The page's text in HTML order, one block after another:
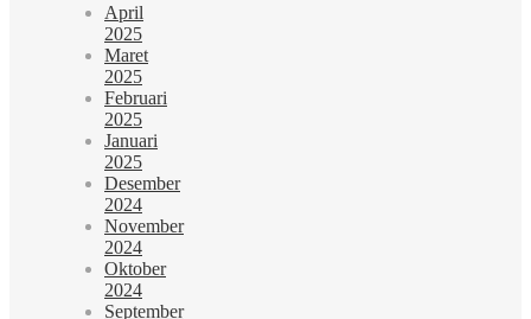
April
2025
Maret
2025
Februari
2025
Januari
2025
Desember
2024
November
2024
Oktober
2024
September